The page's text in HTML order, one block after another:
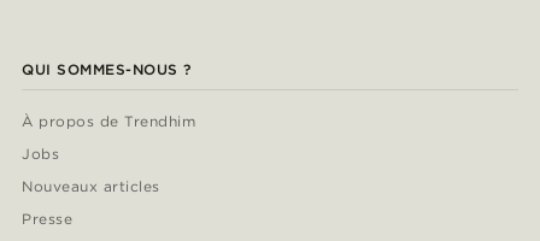
QUI SOMMES-NOUS ?
À propos de Trendhim
Jobs
Nouveaux articles
Presse